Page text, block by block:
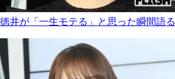
徳井が「一生モテる」と思った瞬間語る